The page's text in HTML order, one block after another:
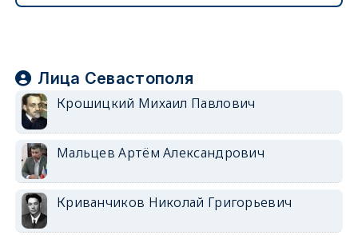
Лица Севастополя
Крошицкий Михаил Павлович
Мальцев Артём Александрович
Криванчиков Николай Григорьевич